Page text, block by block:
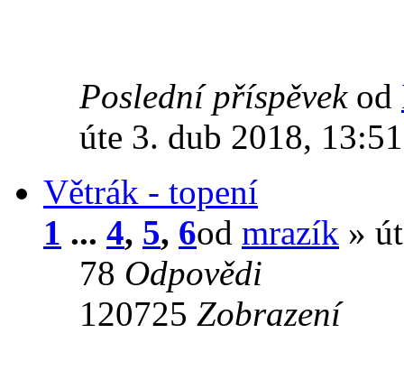
Poslední příspěvek od
úte 3. dub 2018, 13:51
Větrák - topení
1 ... 4, 5, 6od mrazík »
78 Odpovědi
120725 Zobrazení